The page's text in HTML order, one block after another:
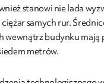
stanowi nie lada
samych rur.
wewnątrz budynku mają
metrów.